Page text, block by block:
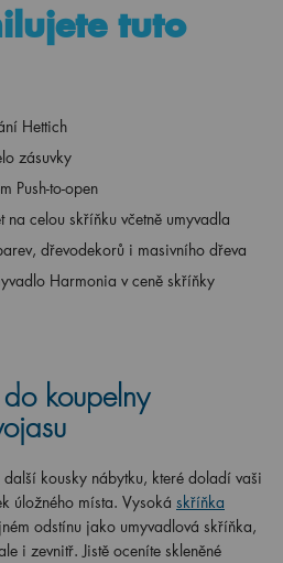
tuto
Hettich
zásuvky
Push-to-open
celou skříňku včetně umyvadla
dřevodekorů i masivního dřeva
Harmonia v ceně skříňky
koupelny
kousky nábytku, které doladí vaši
úložného místa. Vysoká skříňka
odstínu jako umyvadlová skříňka,
i zevnitř. Jistě oceníte skleněné